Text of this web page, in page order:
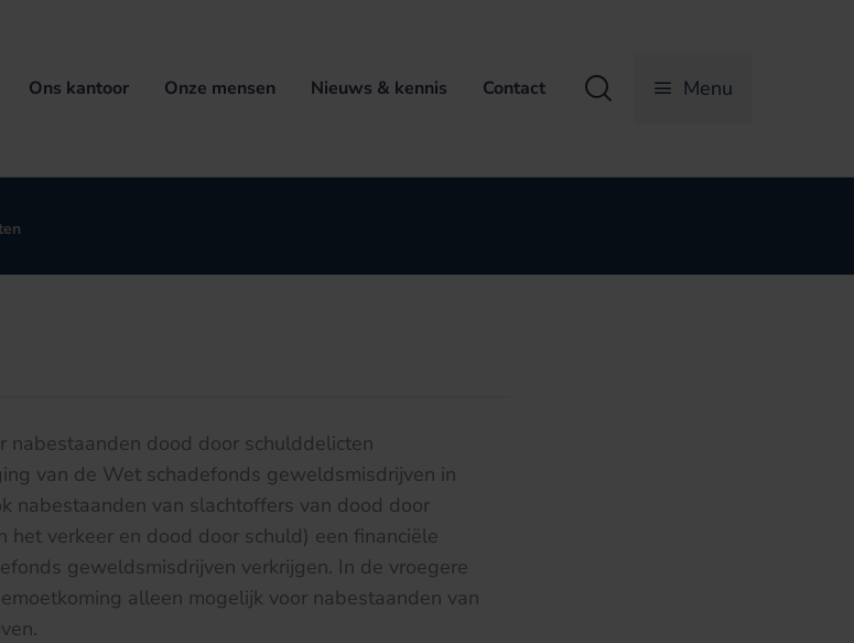
Ons kantoor Onze mensen Nieuws & kennis Contact Zoeken Menu
nabestaanden dood door schulddelicten
van de Wet schadefonds geweldsmisdrijven in
nabestaanden van slachtoffers van dood door
het verkeer en dood door schuld) een financiële
geweldsmisdrijven verkrijgen. In de vroegere
alleen mogelijk voor nabestaanden van